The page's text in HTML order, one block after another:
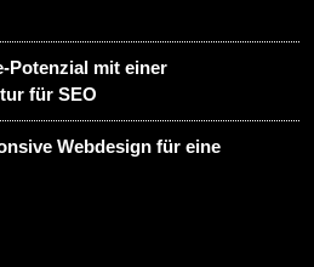
Potenzial mit einer
für SEO
Webdesign für eine